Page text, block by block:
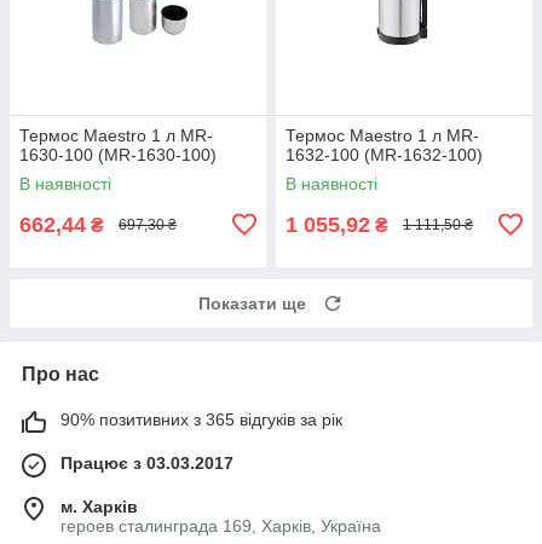
Термос Maestro 1 л MR-
1630-100 (MR-1630-100)
В наявності
662,44 ₴ 697,30 ₴
Термос Maestro 1 л MR-
1632-100 (MR-1632-100)
В наявності
1 055,92 ₴ 1 111,50 ₴
Показати ще
Про нас
90% позитивних з 365 відгуків за рік
Працює з 03.03.2017
м. Харків
героев сталинграда 169, Харків, Україна